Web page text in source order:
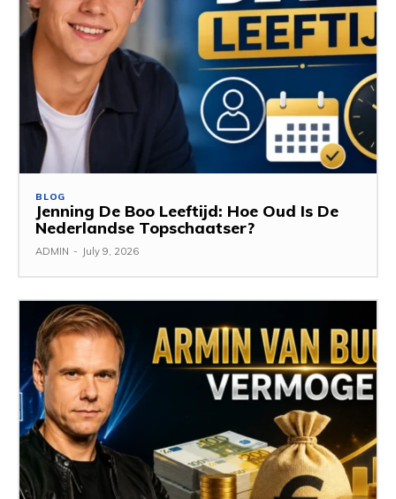
BLOG
Jenning De Boo Leeftijd: Hoe Oud Is De
Nederlandse Topschaatser?
ADMIN - July 9, 2026